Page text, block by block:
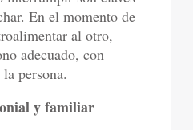
En el momento de
al otro,
adecuado, con
persona.
y familiar